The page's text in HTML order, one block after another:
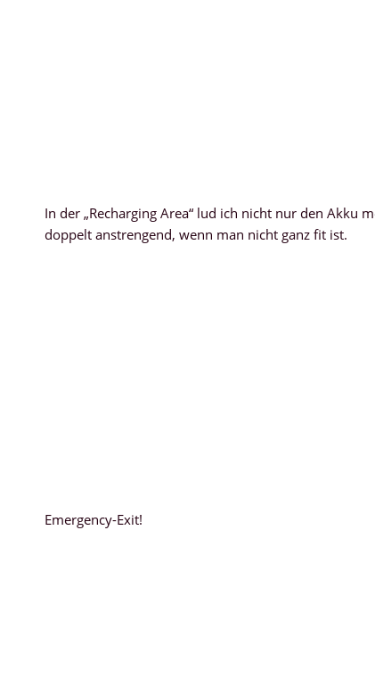
In der „Recharging Area“ lud ich nicht nur den Akku
doppelt anstrengend, wenn man nicht ganz fit ist.
Emergency-Exit!